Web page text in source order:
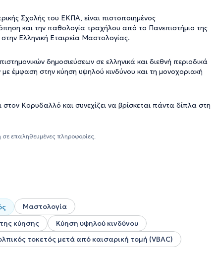
Σχολής του ΕΚΠΑ, είναι πιστοποιημένος
και την παθολογία τραχήλου από το Πανεπιστήμιο της
Ελληνική Εταιρεία Μαστολογίας.
δημοσιεύσεων σε ελληνικά και διεθνή περιοδικά
με έμφαση στην κύηση υψηλού κινδύνου και τη μονοχοριακή
Κορυδαλλό και συνεχίζει να βρίσκεται πάντα δίπλα στη
επαληθευμένες πληροφορίες.
Μαστολογία
κύησης
Κύηση υψηλού κινδύνου
τοκετός μετά από καισαρική τομή (VBAC)